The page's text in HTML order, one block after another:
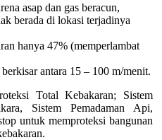
asap dan gas beracun,
berada di lokasi terjadinya
hanya 47% (memperlambat
antara 15 – 100 m/menit.
Total Kebakaran; Sistem
Sistem Pemadaman Api,
untuk memproteksi bangunan